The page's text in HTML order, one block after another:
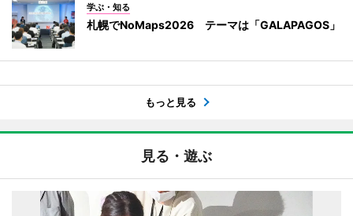
学ぶ・知る
札幌でNoMaps2026 テーマは「GALAPAGOS」
もっと見る
見る・遊ぶ